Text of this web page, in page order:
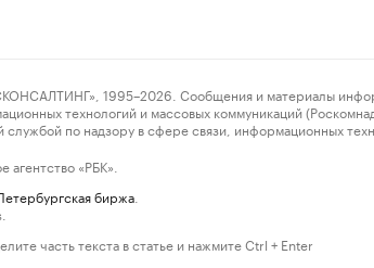
1995–2026. Сообщения и материалы
технологий и массовых коммуникаций
по надзору в сфере связи, информационных
«РБК».
биржа
часть текста в статье и нажмите Ctrl + Enter